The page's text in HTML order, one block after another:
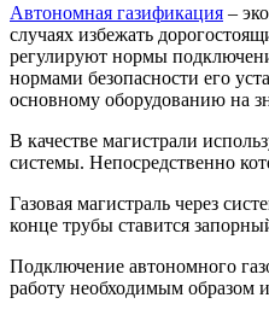
Автономная газификация –
случаях избежать
регулируют нормы
нормами безопасности его
основному оборудованию на
В качестве магистрали
системы. Непосредственно
Газовая магистраль через
конце трубы ставится
Подключение автономного
работу необходимым образом